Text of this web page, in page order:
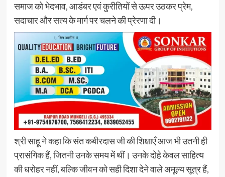
समाज को भेदभाव, आडंबर एवं कुरीतियों से ऊपर उठकर प्रेम,
सदाचार और सत्य के मार्ग पर चलने की प्रेरणा दी।
श्री साहू ने कहा कि संत कबीरदास जी की शिक्षाएँ आज भी उतनी ही
प्रासंगिक हैं, जितनी उनके समय में थीं। उनके दोहे केवल साहित्य
की धरोहर नहीं, बल्कि जीवन को सही दिशा देने वाले अमूल्य सूत्र हैं,